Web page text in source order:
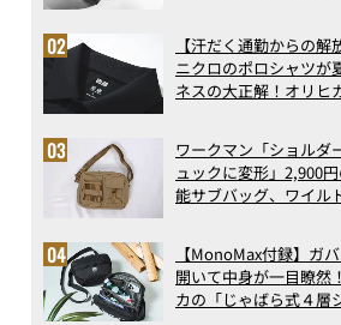
ト3】（2026年6月版）
【汗だく通勤からの解
ニクロのポロシャツが
ネスの大正解！オリヒ
アの実力
ワークマン「ショルダ
ュックに変形」2,900
能サブバッグ、ワイル
記事ランキングベスト
（2026年6月版）
【MonoMax付録】ガ
開いて中身が一目瞭然
カの「じゃばら式４層